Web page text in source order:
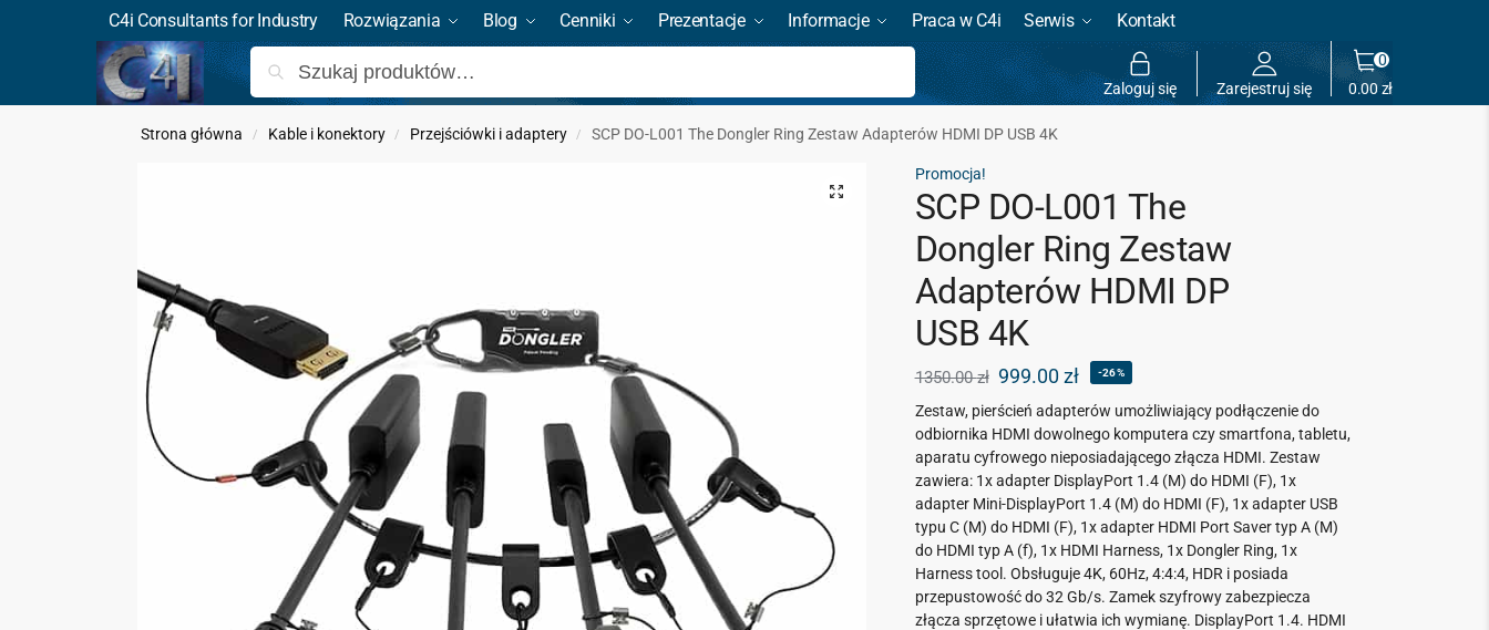
C4i Consultants for Industry Rozwiązania Blog Cenniki Prezentacje Informacje Praca w C4i Serwis Kontakt
Szukaj
Zaloguj się Zarejestruj się 0.00zł
0
Strona główna / Kable i konektory / Przejściówki i adaptery / SCP DO-L001 The Dongler Ring Zestaw Adapterów HDMI DP USB 4K
Promocja!
SCP DO-L001 The
Dongler Ring Zestaw
Adapterów HDMI DP
USB 4K
1350.00zł 999.00zł -26%
Zestaw, pierścień adapterów umożliwiający podłączenie do
odbiornika HDMI dowolnego komputera czy smartfona, tabletu,
aparatu cyfrowego nieposiadającego złącza HDMI. Zestaw
zawiera: 1x adapter DisplayPort 1.4 (M) do HDMI (F), 1x
adapter Mini-DisplayPort 1.4 (M) do HDMI (F), 1x adapter USB
typu C (M) do HDMI (F), 1x adapter HDMI Port Saver typ A (M)
do HDMI typ A (f), 1x HDMI Harness, 1x Dongler Ring, 1x
Harness tool. Obsługuje 4K, 60Hz, 4:4:4, HDR i posiada
przepustowość do 32 Gb/s. Zamek szyfrowy zabezpiecza
złącza sprzętowe i ułatwia ich wymianę. DisplayPort 1.4. HDMI